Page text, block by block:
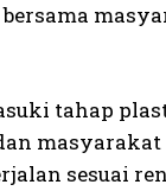
bersama
tahap
sesuai